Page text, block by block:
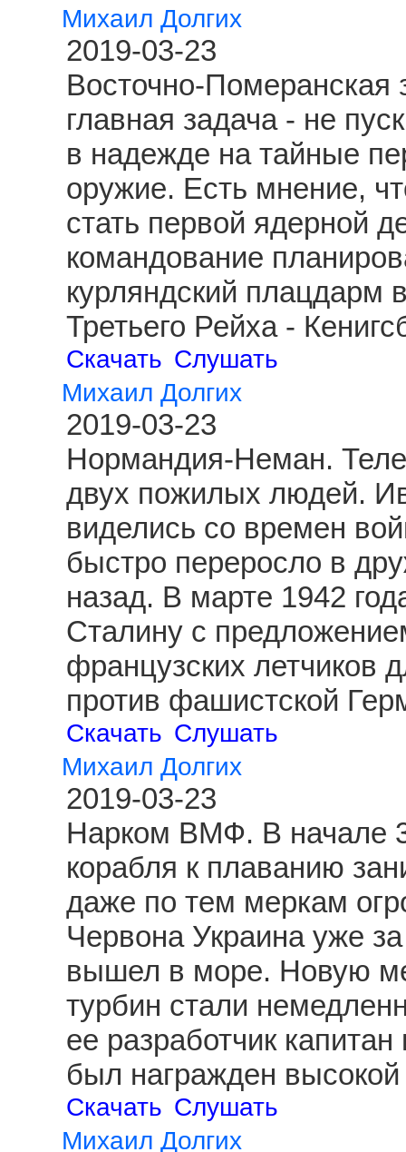
Михаил Долгих
2019-03-23
Восточно-Померанская
главная задача - не
в надежде на тайные
оружие. Есть мнение,
стать первой ядерной
командование
курляндский плацдарм
Третьего Рейха -
Скачать Слушать
Михаил Долгих
2019-03-23
Нормандия-Неман.
двух пожилых людей.
виделись со времен
быстро переросло в
назад. В марте 1942
Сталину с
французских летчиков
против фашистской
Скачать Слушать
Михаил Долгих
2019-03-23
Нарком ВМФ. В начале
корабля к плаванию
даже по тем меркам
Червона Украина уже
вышел в море. Новую
турбин стали
ее разработчик
был награжден
Скачать Слушать
Михаил Долгих